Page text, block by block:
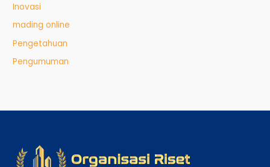
Inovasi
mading online
Pengetahuan
Pengumuman